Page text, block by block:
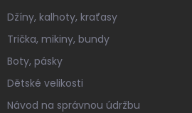
Džíny, kalhoty, kraťasy
Trička, mikiny, bundy
Boty, pásky
Dětské velikosti
Návod na správnou údržbu